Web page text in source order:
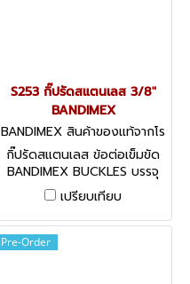
S253 กิ๊ปรัดสแตนเลส 3/8"
BANDIMEX
BANDIMEX สินค้าของแท้จากโร
งงานผู้ผลิต S253
กิ๊ปรัดสแตนเลส ข้อต่อเข็มขัด
BANDIMEX BUCKLES บรรจุ
100 ตัว / กล่อง มีหลายขนาด
ให้เลือก
เปรียบเทียบ
Pre-Order